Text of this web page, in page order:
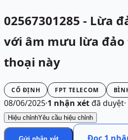
02567301285 - Lừa
với âm mưu lừa đảo
thoại này
CỐ ĐỊNH FPT TELECOM
08/06/2025·1 nhận xétđã duyệt·
Hiệu chỉnhYêu cầu hiệu chỉnh